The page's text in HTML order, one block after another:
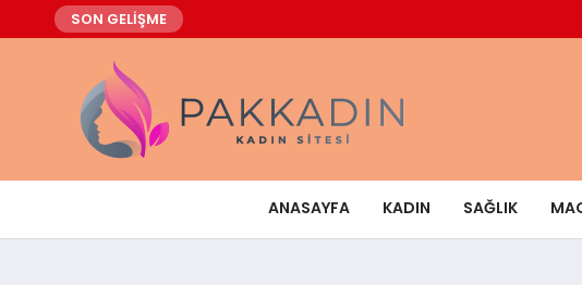
SON GELİŞME
ANASAYFA KADIN SAĞLIK